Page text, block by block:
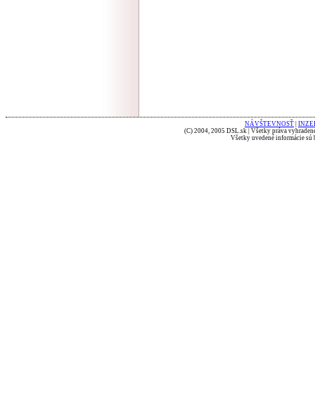
NÁVŠTEVNOSŤ
(C) 2004, 2005 DSL.sk | Všetky práva
Všetky uvedené informácie sú